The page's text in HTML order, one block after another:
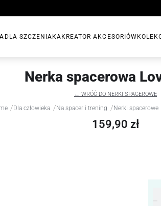
DLA SZCZENIAKA KREATOR AKCESORIÓW
Nerka spacerowa
← WRÓĆ DO NERKI SPACEROWE
/Dla człowieka /Na spacer i trening /Nerki spacerowe
159,90 zł